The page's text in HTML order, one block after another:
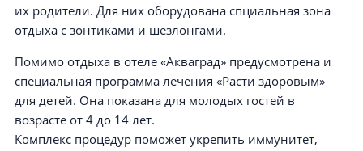
их родители. Для них оборудована спциальная зона
отдыха с зонтиками и шезлонгами.
Помимо отдыха в отеле «Акваград» предусмотрена и
специальная программа лечения «Расти здоровым»
для детей. Она показана для молодых гостей в
возрасте от 4 до 14 лет.
Комплекс процедур поможет укрепить иммунитет,